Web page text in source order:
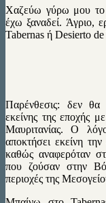
Χαζεύω γύρω μου το
έχω ξαναδεί. Άγριο,
Tabernas ή Desierto
Παρένθεσις: δεν θα
εκείνης της εποχής
Μαυριτανίας. Ο
αποκτήσει εκείνη
καθώς αναφερόταν
που ζούσαν στην
περιοχές της